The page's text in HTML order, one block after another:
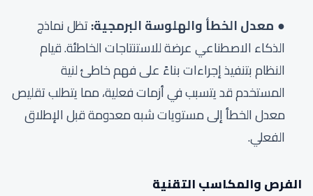
معدل الخطأ والهلوسة البرمجية:تظل نماذج
الذكاء الاصطناعي عرضة للاستنتاجات الخاطئة. قيام
النظام بتنفيذ إجراءات بناءً على فهم خاطئ لنية
المستخدم قد يتسبب في أزمات فعلية، مما يتطلب تقليص
معدل الخطأ إلى مستويات شبه معدومة قبل الإطلاق
الفعلي.
الفرص والمكاسب التقنية